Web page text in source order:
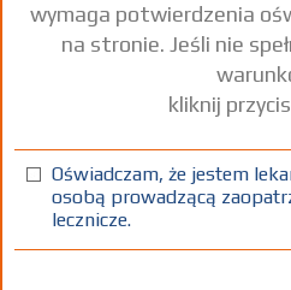
Znaleziono wyników:
wymaga potwierdzenia
na stronie. Jeśli nie
kliknij
Oświadczam, że jestem
osobą prowadzącą
lecznicze.